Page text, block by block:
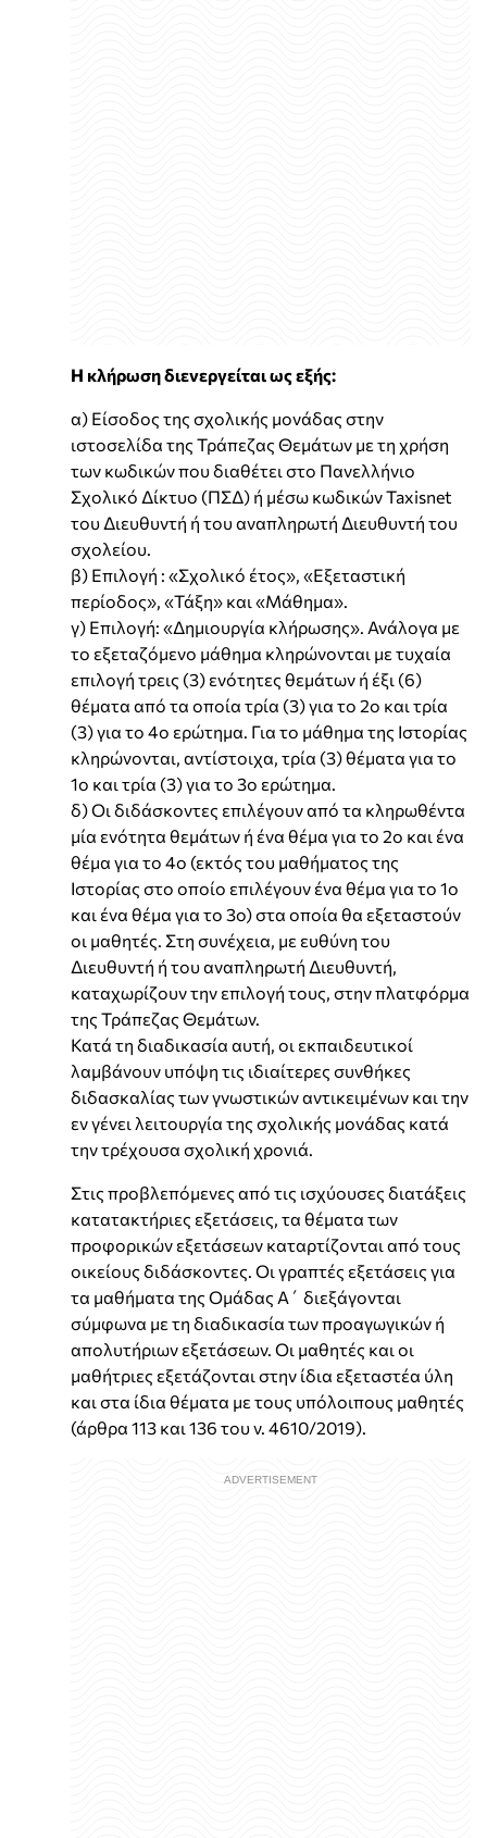
Η κλήρωση διενεργείται ως εξής:
α) Είσοδος της σχολικής μονάδας στην
ιστοσελίδα της Τράπεζας Θεμάτων με τη χρήση
των κωδικών που διαθέτει στο Πανελλήνιο
Σχολικό Δίκτυο (ΠΣΔ) ή μέσω κωδικών Taxisnet
του Διευθυντή ή του αναπληρωτή Διευθυντή του
σχολείου.
β) Επιλογή : «Σχολικό έτος», «Εξεταστική
περίοδος», «Τάξη» και «Μάθημα».
γ) Επιλογή: «Δημιουργία κλήρωσης». Ανάλογα με
το εξεταζόμενο μάθημα κληρώνονται με τυχαία
επιλογή τρεις (3) ενότητες θεμάτων ή έξι (6)
θέματα από τα οποία τρία (3) για το 2ο και τρία
(3) για το 4ο ερώτημα. Για το μάθημα της Ιστορίας
κληρώνονται, αντίστοιχα, τρία (3) θέματα για το
1ο και τρία (3) για το 3ο ερώτημα.
δ) Οι διδάσκοντες επιλέγουν από τα κληρωθέντα
μία ενότητα θεμάτων ή ένα θέμα για το 2ο και ένα
θέμα για το 4ο (εκτός του μαθήματος της
Ιστορίας στο οποίο επιλέγουν ένα θέμα για το 1ο
και ένα θέμα για το 3ο) στα οποία θα εξεταστούν
οι μαθητές. Στη συνέχεια, με ευθύνη του
Διευθυντή ή του αναπληρωτή Διευθυντή,
καταχωρίζουν την επιλογή τους, στην πλατφόρμα
της Τράπεζας Θεμάτων.
Κατά τη διαδικασία αυτή, οι εκπαιδευτικοί
λαμβάνουν υπόψη τις ιδιαίτερες συνθήκες
διδασκαλίας των γνωστικών αντικειμένων και την
εν γένει λειτουργία της σχολικής μονάδας κατά
την τρέχουσα σχολική χρονιά.
Στις προβλεπόμενες από τις ισχύουσες διατάξεις
κατατακτήριες εξετάσεις, τα θέματα των
προφορικών εξετάσεων καταρτίζονται από τους
οικείους διδάσκοντες. Οι γραπτές εξετάσεις για
τα μαθήματα της Ομάδας Α΄ διεξάγονται
σύμφωνα με τη διαδικασία των προαγωγικών ή
απολυτήριων εξετάσεων. Οι μαθητές και οι
μαθήτριες εξετάζονται στην ίδια εξεταστέα ύλη
και στα ίδια θέματα με τους υπόλοιπους μαθητές
(άρθρα 113 και 136 του ν. 4610/2019).